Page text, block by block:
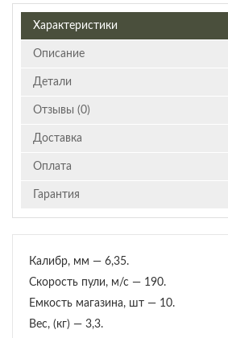
Характеристики
Описание
Детали
Отзывы (0)
Доставка
Оплата
Гарантия
Калибр, мм — 6,35.
Скорость пули, м/с — 190.
Емкость магазина, шт — 10.
Вес, (кг) — 3,3.